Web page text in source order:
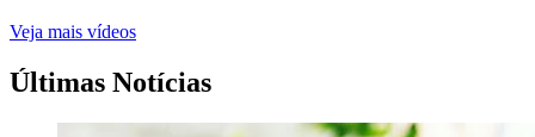
Veja mais vídeos
Últimas Notícias